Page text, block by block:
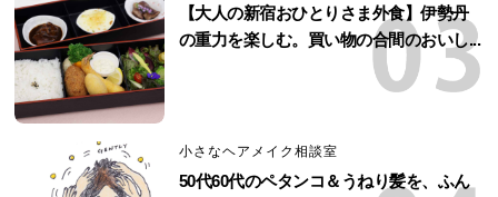
【大人の新宿おひとりさま外食】伊勢丹
の重力を楽しむ。買い物の合間のおいし...
小さなヘアメイク相談室
50代60代のペタンコ＆うねり髪を、ふん